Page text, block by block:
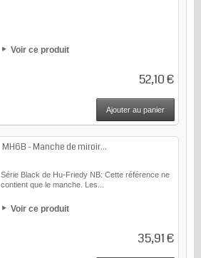
Voir ce produit
52,10 €
Ajouter au panier
MH6B - Manche de miroir...
Série Black de Hu-Friedy NB: Cette référence ne
contient que le manche. Les...
Voir ce produit
35,91 €